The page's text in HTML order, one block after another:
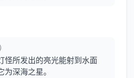
怪所发出的亮光能射到水面
深海之星。